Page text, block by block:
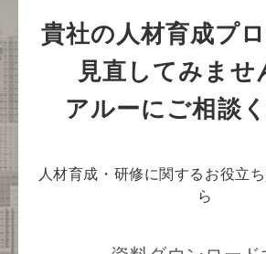
貴社の人材育成プ
見直してみませ
アルーにご相談
人材育成・研修に関するお役立
ら